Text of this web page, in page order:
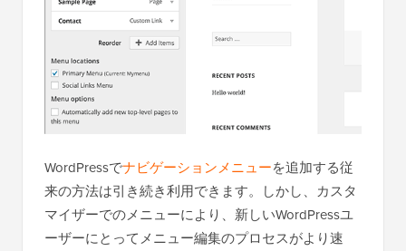
WordPressでナビゲーションメニューを追加する従
来の方法は引き続き利用できます。しかし、カスタ
マイザーでのメニューにより、新しいWordPressユ
ーザーにとってメニュー編集のプロセスがより速